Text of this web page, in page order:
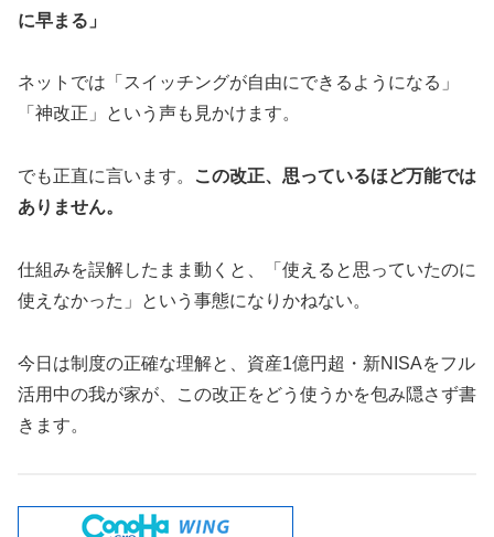
に早まる」
ネットでは「スイッチングが自由にできるようになる」
「神改正」という声も見かけます。
でも正直に言います。
この改正、思っているほど万能では
ありません。
仕組みを誤解したまま動くと、「使えると思っていたのに
使えなかった」という事態になりかねない。
今日は制度の正確な理解と、資産1億円超・新NISAをフル
活用中の我が家が、この改正をどう使うかを包み隠さず書
きます。